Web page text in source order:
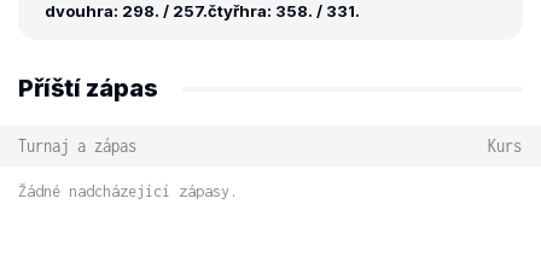
dvouhra: 298. / 257.čtyřhra: 358. / 331.
Příští zápas
Turnaj a zápas Kurs
Žádné nadcházející zápasy.